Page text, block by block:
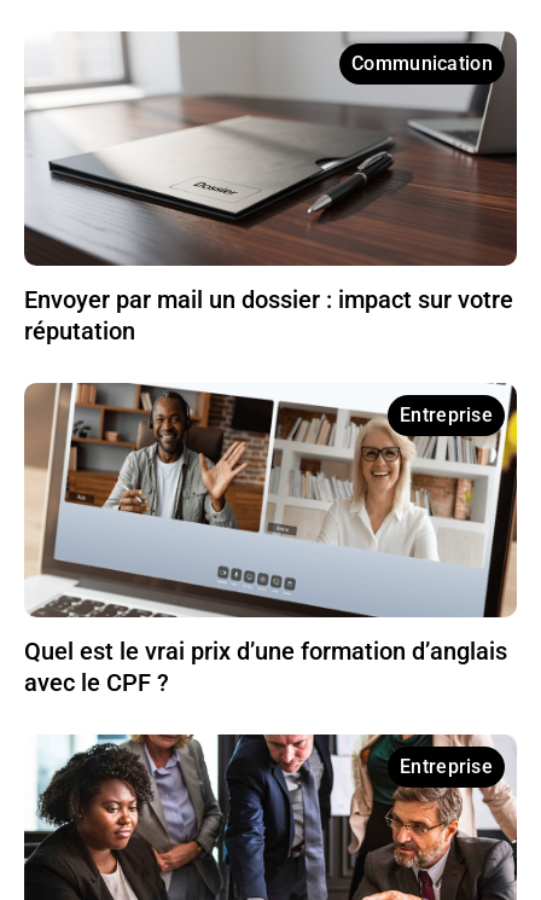
Communication
Envoyer par mail un dossier : impact sur votre
réputation
Entreprise
Quel est le vrai prix d’une formation d’anglais
avec le CPF ?
Entreprise